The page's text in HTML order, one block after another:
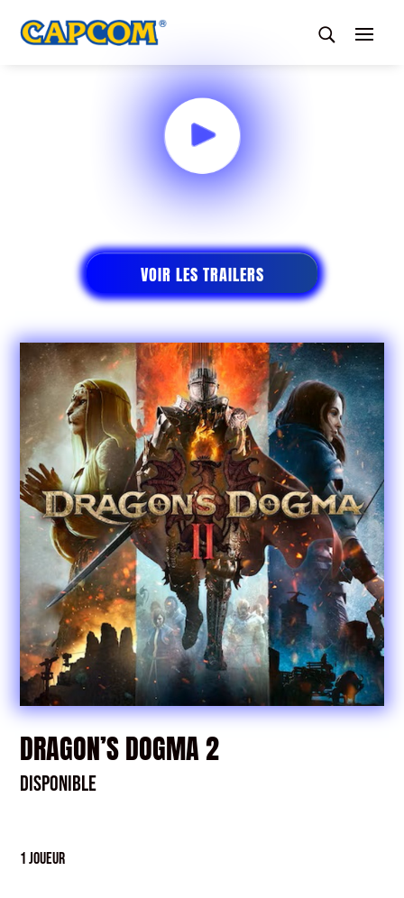
VOIR LES TRAILERS
DRAGON’S DOGMA 2
Disponible
1 joueur